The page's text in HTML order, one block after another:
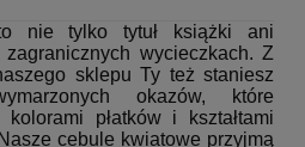
nie tylko tytuł książki ani
wycieczkach. Z
sklepu Ty też staniesz
okazów, które
płatków i kształtami
cebule kwiatowe przyjmą